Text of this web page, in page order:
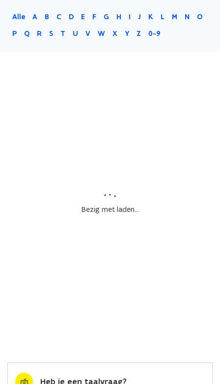
Alle A B C D E F G H I J K L M N
O
P
Q R S T U V W X Y Z 0-9
Bezig met laden...
Heb je een taalvraag?